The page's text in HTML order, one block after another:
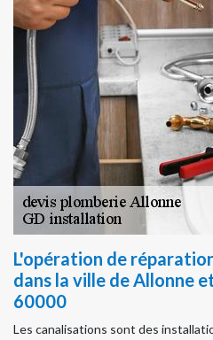
L'opération de
dans la ville de Allonne
60000
Les canalisations sont des